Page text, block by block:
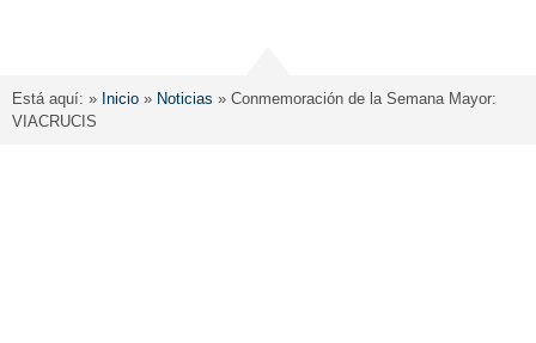
Está aquí: » Inicio » Noticias » Conmemoración de la Semana Mayor:
VIACRUCIS